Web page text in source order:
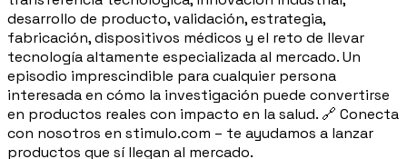
desarrollo de producto, validación, estrategia,
fabricación, dispositivos médicos y el reto de llevar
tecnología altamente especializada al mercado. Un
episodio imprescindible para cualquier persona
interesada en cómo la investigación puede convertirse
en productos reales con impacto en la salud. 🔗 Conecta
con nosotros en stimulo.com – te ayudamos a lanzar
productos que sí llegan al mercado.